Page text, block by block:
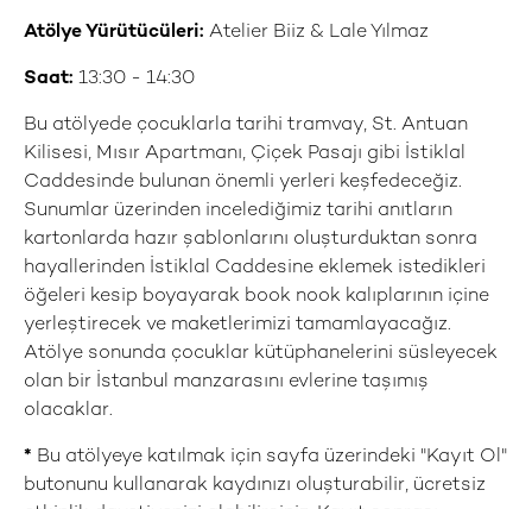
Atölye Yürütücüleri: Atelier Biiz & Lale Yılmaz
Saat: 13:30 - 14:30
Bu atölyede çocuklarla tarihi tramvay, St. Antuan
Kilisesi, Mısır Apartmanı, Çiçek Pasajı gibi İstiklal
Caddesinde bulunan önemli yerleri keşfedeceğiz.
Sunumlar üzerinden incelediğimiz tarihi anıtların
kartonlarda hazır şablonlarını oluşturduktan sonra
hayallerinden İstiklal Caddesine eklemek istedikleri
öğeleri kesip boyayarak book nook kalıplarının içine
yerleştirecek ve maketlerimizi tamamlayacağız.
Atölye sonunda çocuklar kütüphanelerini süsleyecek
olan bir İstanbul manzarasını evlerine taşımış
olacaklar.
* Bu atölyeye katılmak için sayfa üzerindeki "Kayıt Ol"
butonunu kullanarak kaydınızı oluşturabilir, ücretsiz